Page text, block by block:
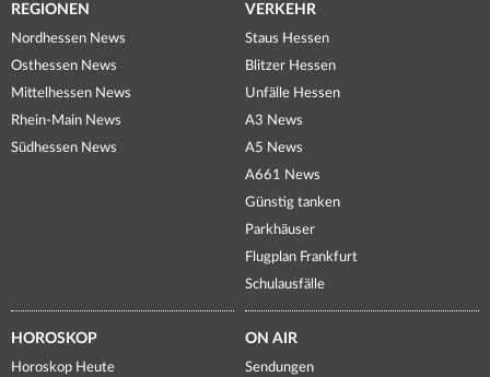
REGIONEN
Nordhessen News
Osthessen News
Mittelhessen News
Rhein-Main News
Südhessen News
VERKEHR
Staus Hessen
Blitzer Hessen
Unfälle Hessen
A3 News
A5 News
A661 News
Günstig tanken
Parkhäuser
Flugplan Frankfurt
Schulausfälle
HOROSKOP
Horoskop Heute
ON AIR
Sendungen